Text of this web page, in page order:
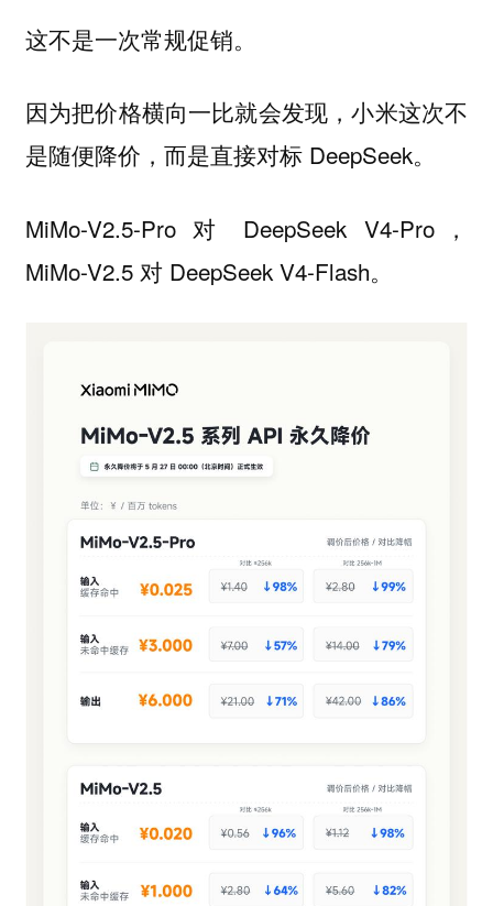
这不是一次常规促销。
因为把价格横向一比就会发现，小米这次不
是随便降价，而是直接对标 DeepSeek。
MiMo-V2.5-Pro 对 DeepSeek V4-Pro，
MiMo-V2.5 对 DeepSeek V4-Flash。